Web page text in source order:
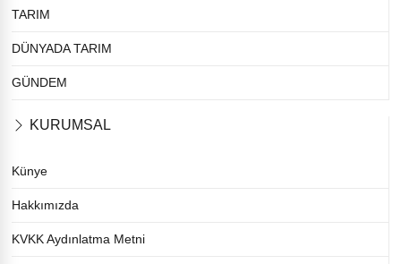
TARIM
DÜNYADA TARIM
GÜNDEM
KURUMSAL
Künye
Hakkımızda
KVKK Aydınlatma Metni